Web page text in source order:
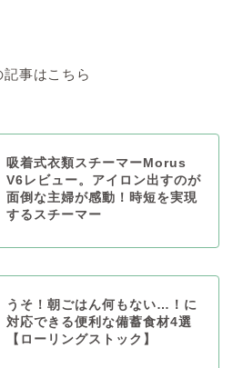
事はこちら
吸着式衣類スチーマーMorus
V6レビュー。アイロン出すのが
面倒な主婦が感動！時短を実現
するスチーマー
うそ！朝ごはん何もない…！に
対応できる便利な備蓄食材4選
【ローリングストック】